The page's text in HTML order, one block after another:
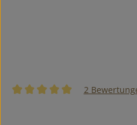
Durchschnittliche Bewertung
2